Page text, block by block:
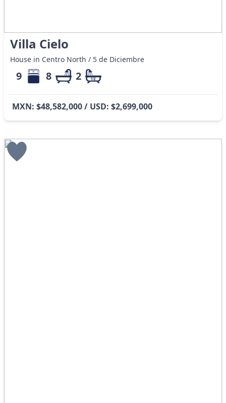
Villa Cielo
House in Centro North / 5 de Diciembre
9 8 2
MXN: $48,582,000 / USD: $2,699,000